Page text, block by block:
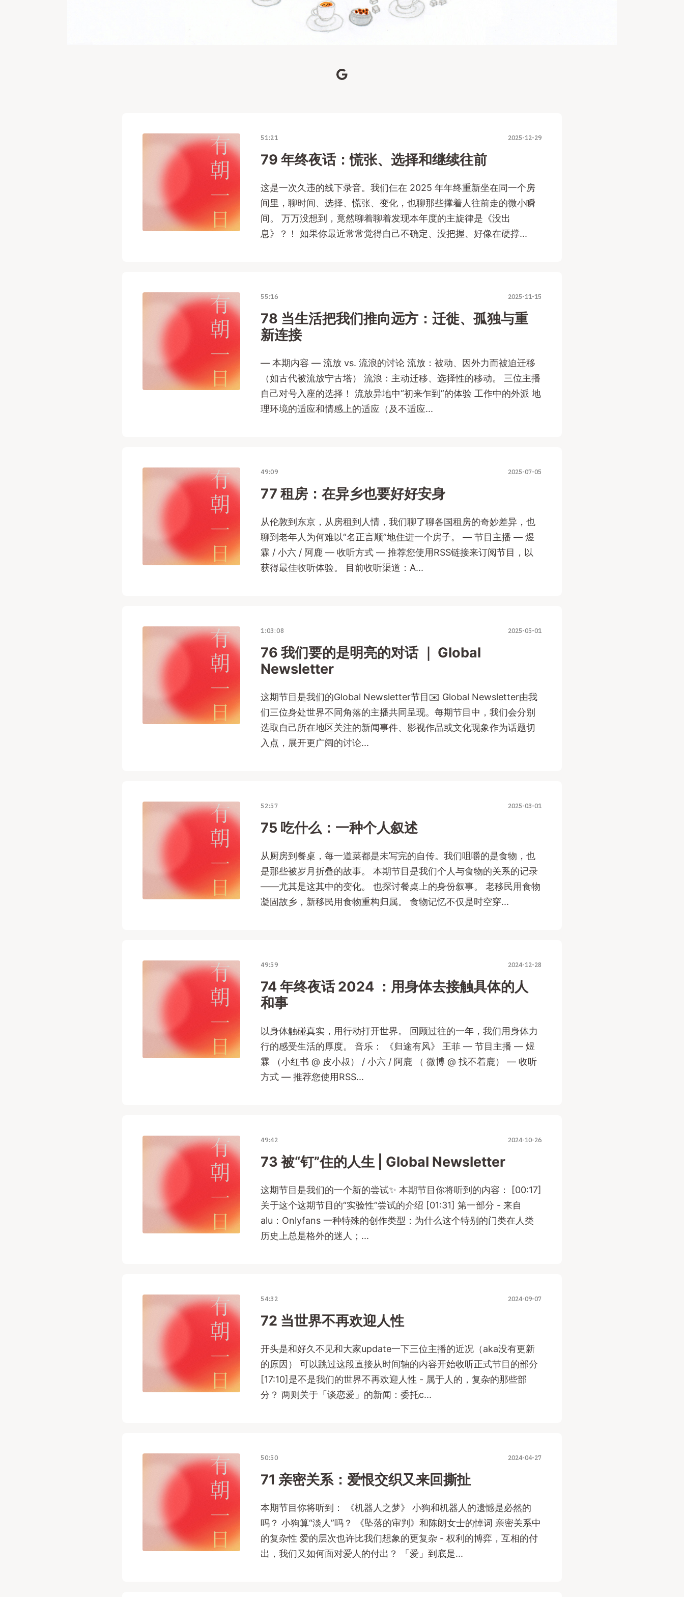
51:21 2025-12-29
79 年终夜话：慌张、选择和继续往前
这是一次久违的线下录音。我们仨在 2025 年年终重新坐在同一个房
间里，聊时间、选择、慌张、变化，也聊那些撑着人往前走的微小瞬
间。 万万没想到，竟然聊着聊着发现本年度的主旋律是《没出
息》？！ 如果你最近常常觉得自己不确定、没把握、好像在硬撑...
55:16 2025-11-15
78 当生活把我们推向远方：迁徙、孤独与重
新连接
— 本期内容 — 流放 vs. 流浪的讨论 流放：被动、因外力而被迫迁移
（如古代被流放宁古塔） 流浪：主动迁移、选择性的移动。 三位主播
自己对号入座的选择！ 流放异地中“初来乍到”的体验 工作中的外派 地
理环境的适应和情感上的适应（及不适应...
49:09 2025-07-05
77 租房：在异乡也要好好安身
从伦敦到东京，从房租到人情，我们聊了聊各国租房的奇妙差异，也
聊到老年人为何难以“名正言顺”地住进一个房子。 — 节目主播 — 煜
霖 / 小六 / 阿鹿 — 收听方式 — 推荐您使用RSS链接来订阅节目，以
获得最佳收听体验。 目前收听渠道：A...
1:03:08 2025-05-01
76 我们要的是明亮的对话 ｜ Global
Newsletter
这期节目是我们的Global Newsletter节目✉️ Global Newsletter由我
们三位身处世界不同角落的主播共同呈现。每期节目中，我们会分别
选取自己所在地区关注的新闻事件、影视作品或文化现象作为话题切
入点，展开更广阔的讨论...
52:57 2025-03-01
75 吃什么：一种个人叙述
从厨房到餐桌，每一道菜都是未写完的自传。我们咀嚼的是食物，也
是那些被岁月折叠的故事。 本期节目是我们个人与食物的关系的记录
——尤其是这其中的变化。 也探讨餐桌上的身份叙事。 老移民用食物
凝固故乡，新移民用食物重构归属。 食物记忆不仅是时空穿...
49:59 2024-12-28
74 年终夜话 2024 ：用身体去接触具体的人
和事
以身体触碰真实，用行动打开世界。 回顾过往的一年，我们用身体力
行的感受生活的厚度。 音乐： 《归途有风》 王菲 — 节目主播 — 煜
霖 （小红书 @ 皮小叔） / 小六 / 阿鹿 （ 微博 @ 找不着鹿） — 收听
方式 — 推荐您使用RSS...
49:42 2024-10-26
73 被“钉”住的人生 | Global Newsletter
这期节目是我们的一个新的尝试✨ 本期节目你将听到的内容： [00:17]
关于这个这期节目的“实验性”尝试的介绍 [01:31] 第一部分 - 来自
alu：Onlyfans 一种特殊的创作类型：为什么这个特别的门类在人类
历史上总是格外的迷人；...
54:32 2024-09-07
72 当世界不再欢迎人性
开头是和好久不见和大家update一下三位主播的近况（aka没有更新
的原因） 可以跳过这段直接从时间轴的内容开始收听正式节目的部分
[17:10]是不是我们的世界不再欢迎人性 - 属于人的，复杂的那些部
分？ 两则关于「谈恋爱」的新闻：委托c...
50:50 2024-04-27
71 亲密关系：爱恨交织又来回撕扯
本期节目你将听到： 《机器人之梦》 小狗和机器人的遗憾是必然的
吗？ 小狗算“淡人”吗？ 《坠落的审判》和陈朗女士的悼词 亲密关系中
的复杂性 爱的层次也许比我们想象的更复杂 - 权利的博弈，互相的付
出，我们又如何面对爱人的付出？ 「爱」到底是...